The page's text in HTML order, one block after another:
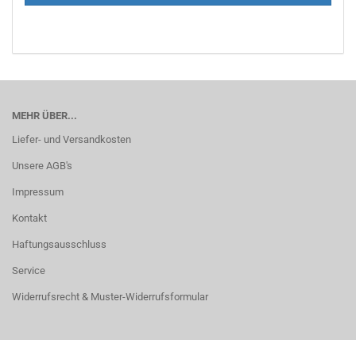
MEHR ÜBER...
Liefer- und Versandkosten
Unsere AGB's
Impressum
Kontakt
Haftungsausschluss
Service
Widerrufsrecht & Muster-Widerrufsformular